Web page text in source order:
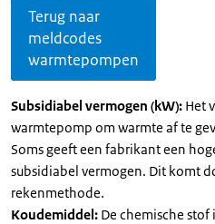
Terug naar
meldcodes
warmtepompen
Subsidiabel vermogen (kW): Het
warmtepomp om warmte af te
Soms geeft een fabrikant een
subsidiabel vermogen. Dit komt
rekenmethode.
Koudemiddel: De chemische